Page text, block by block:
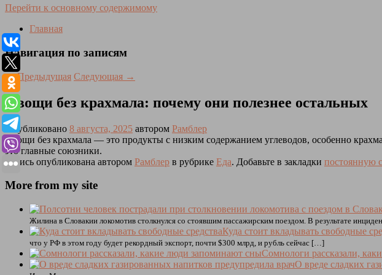
Перейти к основному содержимому
Главная
Навигация по записям
←Предыдущая Следующая →
Овощи без крахмала: почему они полезнее остальных
Опубликовано 8 августа, 2025 автором Рамблер
Овощи без крахмала — это продукты с низким содержанием углеводов, особенно
это главные союзники.
Запись опубликована автором Рамблер в рубрике Еда. Добавьте в закладки постоянную
More from my site
Жилина в Словакии локомотив столкнулся со стоявшим пассажирским поездом. В результате
Куда стоит вкладывать свободные
что у РФ в этом году будет рекордный экспорт, почти $300 млрд, и рубль сейчас […]
Сомнологи рассказали,
О вреде сладких